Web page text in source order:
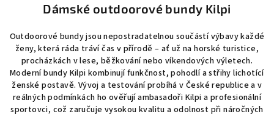
c
p
r
v
k
y
n
Dámské outdoorové bundy Kilpi
Outdoorové bundy jsou nepostradatelnou součástí výbavy každé
ženy, která ráda tráví čas v přírodě – ať už na horské turistice,
procházkách v lese, běžkování nebo víkendových výletech.
Moderní bundy Kilpi kombinují funkčnost, pohodlí a střihy lichotící
ženské postavě. Vývoj a testování probíhá v České republice a v
reálných podmínkách ho ověřují ambasadoři Kilpi a profesionální
sportovci, což zaručuje vysokou kvalitu a odolnost při náročných